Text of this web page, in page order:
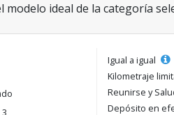
ideal de la categoría
3
Igual a igual
Kilometraje
Reunirse y
Depósito en